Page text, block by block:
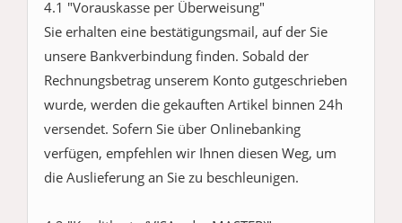
4.1 "Vorauskasse per Überweisung"
Sie erhalten eine bestätigungsmail, auf der Sie
unsere Bankverbindung finden. Sobald der
Rechnungsbetrag unserem Konto gutgeschrieben
wurde, werden die gekauften Artikel binnen 24h
versendet. Sofern Sie über Onlinebanking
verfügen, empfehlen wir Ihnen diesen Weg, um
die Auslieferung an Sie zu beschleunigen.